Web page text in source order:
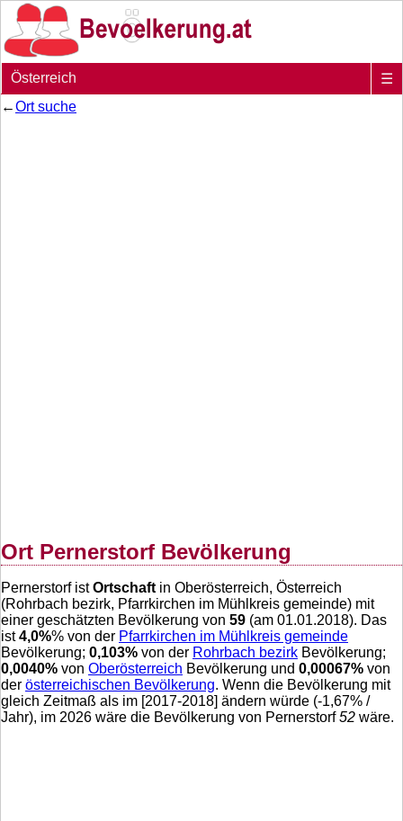
Österreich
☰
←Ort suche
Ort Pernerstorf Bevölkerung
Pernerstorf istOrtschaft in Oberösterreich, Österreich
(Rohrbach bezirk, Pfarrkirchen im Mühlkreis gemeinde) mit
einer geschätzten Bevölkerung von 59 (am 01.01.2018). Das
ist4,0%% von der Pfarrkirchen im Mühlkreis gemeinde
Bevölkerung; 0,103% von der Rohrbach bezirk Bevölkerung;
0,0040% von Oberösterreich Bevölkerung und 0,00067% von
der österreichischen Bevölkerung. Wenn die Bevölkerung mit
gleich Zeitmaß als im [2017-2018] ändern würde (-1,67% /
Jahr), im 2026 wäre die Bevölkerung von Pernerstorf52 wäre.